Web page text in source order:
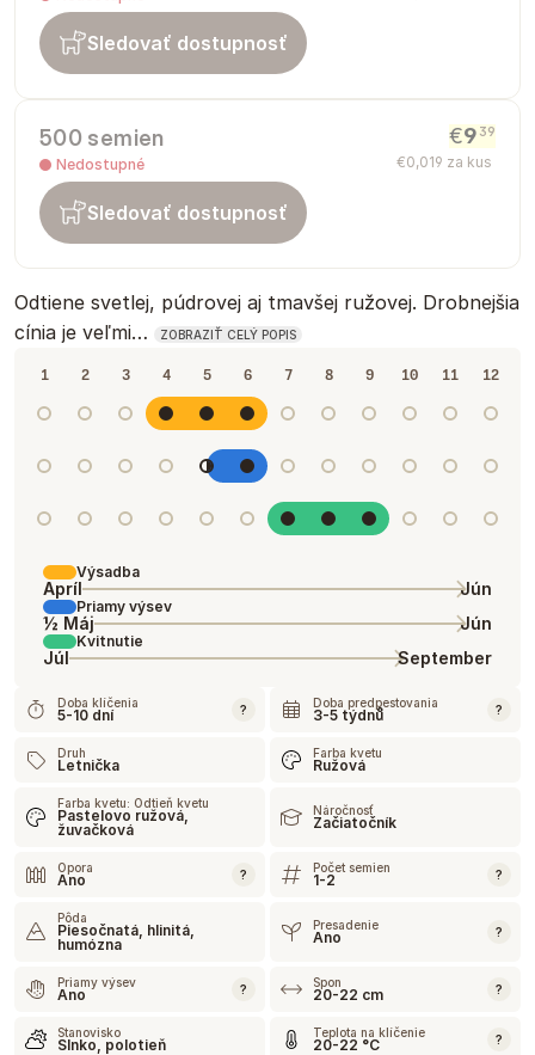
Sledovať dostupnosť
500 semien
Nedostupné
€9 39
€0,019 za kus
Sledovať dostupnosť
Odtiene svetlej, púdrovej aj tmavšej ružovej. Drobnejšia
cínia je veľmi…
ZOBRAZIŤ CELÝ POPIS
1 2 3 4 5 6 7 8 9 10 11 12
Výsadba
Apríl Jún
Priamy výsev
½ Máj Jún
Kvitnutie
Júl September
Doba klíčenia
5-10 dní ? Doba predpestovania
3-5 týdnů ?
Druh
Letnička
Farba kvetu
Ružová
Farba kvetu: Odtieň kvetu
Pastelovo ružová,
žuvačková
Náročnosť
Začiatočník
Opora
Ano ? Počet semien
1-2 ?
Pôda
Piesočnatá, hlinitá,
humózna
Presadenie
Ano ?
Priamy výsev
Ano ? Spon
20-22 cm ?
Stanovisko
Slnko, polotieň
Teplota na klíčenie
20-22 °C ?